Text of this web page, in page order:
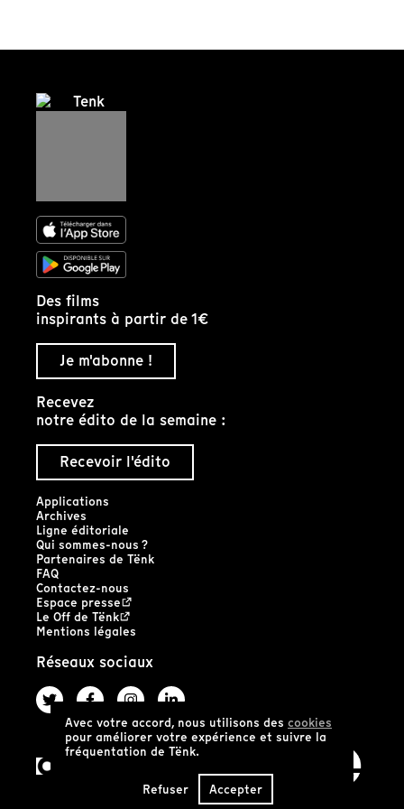
Avec votre accord, nous utilisons des cookies
pour améliorer votre expérience et suivre la
fréquentation de Tënk.
Refuser Accepter
Des films
inspirants à partir de 1€
Je m'abonne !
Recevez
notre édito de la semaine :
Recevoir l'édito
Applications
Archives
Ligne éditoriale
Qui sommes-nous ?
Partenaires de Tënk
FAQ
Contactez-nous
Espace presse
Le Off de Tënk
Mentions légales
Réseaux sociaux